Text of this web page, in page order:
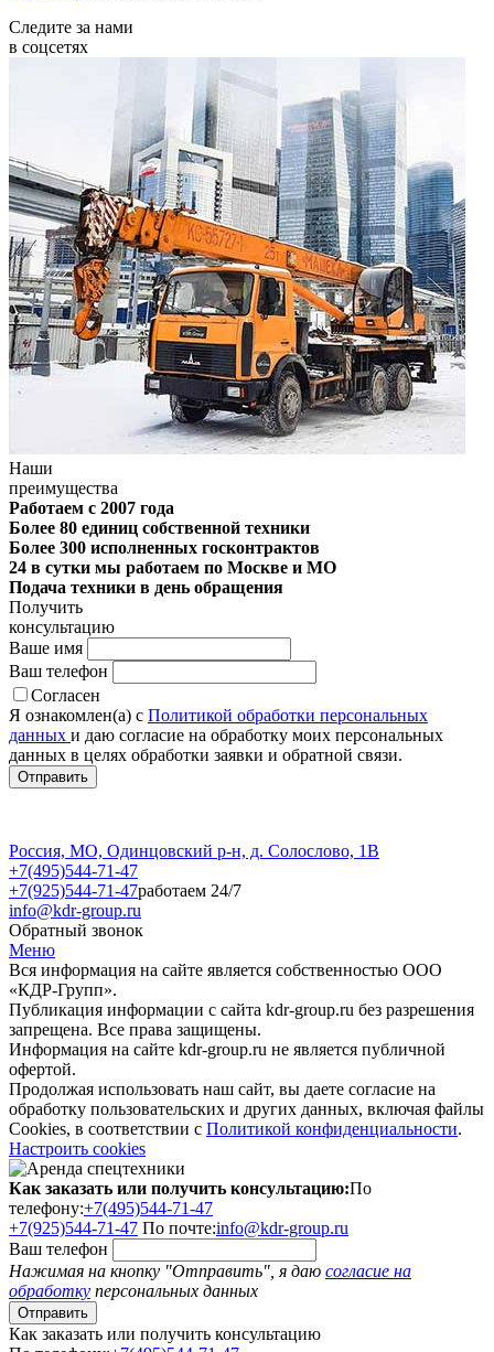
Следите за нами
в соцсетях
Наши
преимущества
Работаем с 2007 года
Более 80 единиц собственной техники
Более 300 исполненных госконтрактов
24 в сутки мы работаем по Москве и МО
Подача техники в день обращения
Получить
консультацию
Ваше имя
Ваш телефон
Согласен
Я ознакомлен(а) с Политикой обработки персональных
данных и даю согласие на обработку моих персональных
данных в целях обработки заявки и обратной связи.
Россия, МО, Одинцовский р-н, д. Солослово, 1В
+7(495)544-71-47
+7(925)544-71-47работаем 24/7
info@kdr-group.ru
Обратный звонок
Меню
Вся информация на сайте является собственностью ООО
«КДР-Групп».
Публикация информации с сайта kdr-group.ru без разрешения
запрещена. Все права защищены.
Информация на сайте kdr-group.ru не является публичной
офертой.
Продолжая использовать наш сайт, вы даете согласие на
обработку пользовательских и других данных, включая файлы
Cookies, в соответствии с Политикой конфиденциальности.
Настроить cookies
Как заказать или получить консультацию:По
телефону:+7(495)544-71-47
+7(925)544-71-47 По почте:info@kdr-group.ru
Ваш телефон
Нажимая на кнопку "Отправить", я даю согласие на
обработку персональных данных
Как заказать или получить консультацию